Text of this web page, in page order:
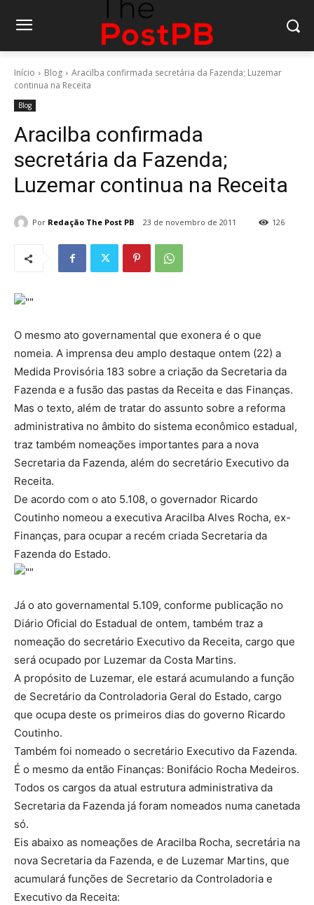
Início Blog
Aracilba confirmada secretária da Fazenda; Luzemar
continua na Receita
Blog
Aracilba confirmada
secretária da Fazenda;
Luzemar continua na Receita
Por Redação The Post PB 23 de novembro de 2011 126
O mesmo ato governamental que exonera é o que
nomeia. A imprensa deu amplo destaque ontem (22) a
Medida Provisória 183 sobre a criação da Secretaria da
Fazenda e a fusão das pastas da Receita e das Finanças.
Mas o texto, além de tratar do assunto sobre a reforma
administrativa no âmbito do sistema econômico estadual,
traz também nomeações importantes para a nova
Secretaria da Fazenda, além do secretário Executivo da
Receita.
De acordo com o ato 5.108, o governador Ricardo
Coutinho nomeou a executiva Aracilba Alves Rocha, ex-
Finanças, para ocupar a recém criada Secretaria da
Fazenda do Estado.
Já o ato governamental 5.109, conforme publicação no
Diário Oficial do Estadual de ontem, também traz a
nomeação do secretário Executivo da Receita, cargo que
será ocupado por Luzemar da Costa Martins.
A propósito de Luzemar, ele estará acumulando a função
de Secretário da Controladoria Geral do Estado, cargo
que ocupa deste os primeiros dias do governo Ricardo
Coutinho.
Também foi nomeado o secretário Executivo da Fazenda.
É o mesmo da então Finanças: Bonifácio Rocha Medeiros.
Todos os cargos da atual estrutura administrativa da
Secretaria da Fazenda já foram nomeados numa canetada
só.
Eis abaixo as nomeações de Aracilba Rocha, secretária na
nova Secretaria da Fazenda, e de Luzemar Martins, que
acumulará funções de Secretario da Controladoria e
Executivo da Receita: